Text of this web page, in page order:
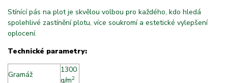
Stínící pás na plot je skvělou volbou pro každého, kdo hledá
spolehlivé zastínění plotu, více soukromí a estetické vylepšení
oplocení.
Technické parametry:
Gramáž
1300
g/m2